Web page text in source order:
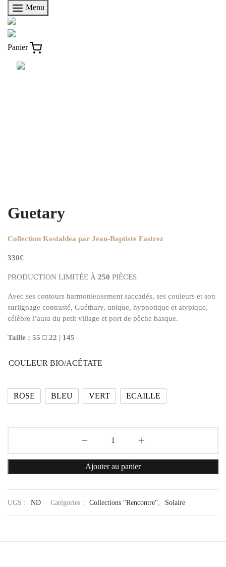
Menu
Panier
Guetary
Collection Kostaldea par Jean-Baptiste Fastrez
330€
PRODUCTION LIMITÉE À 250 PIÈCES
Avec ses contours harmonieusement saccadés, ses couleurs et son
surlignage contrasté, Guéthary, unique, hypnotique et atypique,
célèbre l’aura du petit village et port de pêche basque.
Taille : 55 □ 22 | 145
COULEUR BIO/ACÉTATE
ROSE BLEU VERT ECAILLE
Ajouter au panier
UGS : ND Catégories : Collections "Rencontre" Solaire